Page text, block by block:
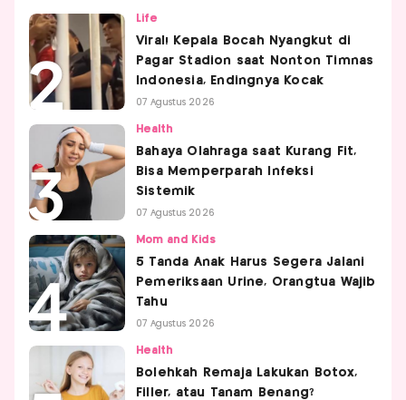
Life
Viral! Kepala Bocah Nyangkut di
Pagar Stadion saat Nonton Timnas
Indonesia, Endingnya Kocak
07 Agustus 2026
Health
Bahaya Olahraga saat Kurang Fit,
Bisa Memperparah Infeksi
Sistemik
07 Agustus 2026
Mom and Kids
5 Tanda Anak Harus Segera Jalani
Pemeriksaan Urine, Orangtua Wajib
Tahu
07 Agustus 2026
Health
Bolehkah Remaja Lakukan Botox,
Filler, atau Tanam Benang?